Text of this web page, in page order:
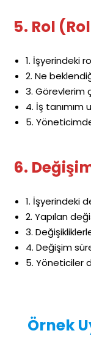
5. Rol
1. İşyerindeki
2. Ne
3. Görevlerim
4. İş tanımım
5.
6.
1. İşyerindeki
2. Yapılan
3.
4. Değişim
5. Yöneticiler
Örnek